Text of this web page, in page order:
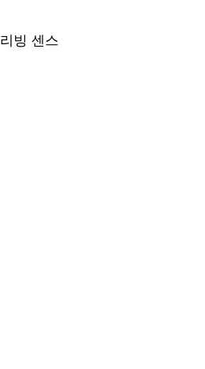
리빙 센스